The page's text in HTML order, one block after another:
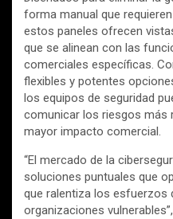
forma manual que
estos paneles ofrecen
que se alinean con las
comerciales específicas.
flexibles y potentes
los equipos de seguridad
comunicar los riesgos más
mayor impacto comercial.
“El mercado de la
soluciones puntuales que
que ralentiza los esfuerzos
organizaciones